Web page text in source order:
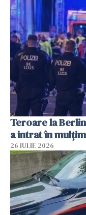
Teroare la
a intrat în
26 IULIE 2026